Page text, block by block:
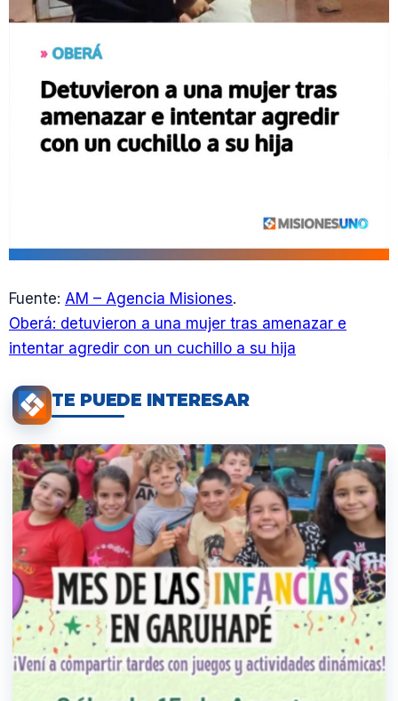
Fuente: AM – Agencia Misiones.
Oberá: detuvieron a una mujer tras amenazar e
intentar agredir con un cuchillo a su hija
TE PUEDE INTERESAR